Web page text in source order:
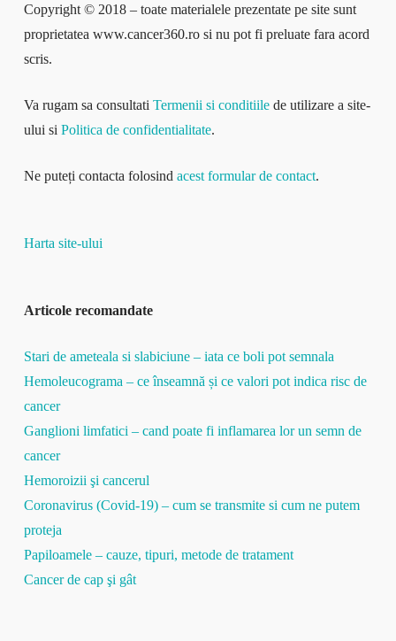
Copyright © 2018 – toate materialele prezentate pe site sunt
proprietatea www.cancer360.ro si nu pot fi preluate fara acord
scris.
Va rugam sa consultati Termenii si conditiilede utilizare a site-
ului si Politica de confidentialitate.
Ne puteți contacta folosind acest formular de contact.
Harta site-ului
Articole recomandate
Stari de ameteala si slabiciune – iata ce boli pot semnala
Hemoleucograma – ce înseamnă și ce valori pot indica risc de
cancer
Ganglioni limfatici – cand poate fi inflamarea lor un semn de
cancer
Hemoroizii şi cancerul
Coronavirus (Covid-19) – cum se transmite si cum ne putem
proteja
Papiloamele – cauze, tipuri, metode de tratament
Cancer de cap şi gât